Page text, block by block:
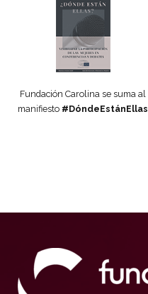
Fundación Carolina se suma al
manifiesto #DóndeEstánEllas